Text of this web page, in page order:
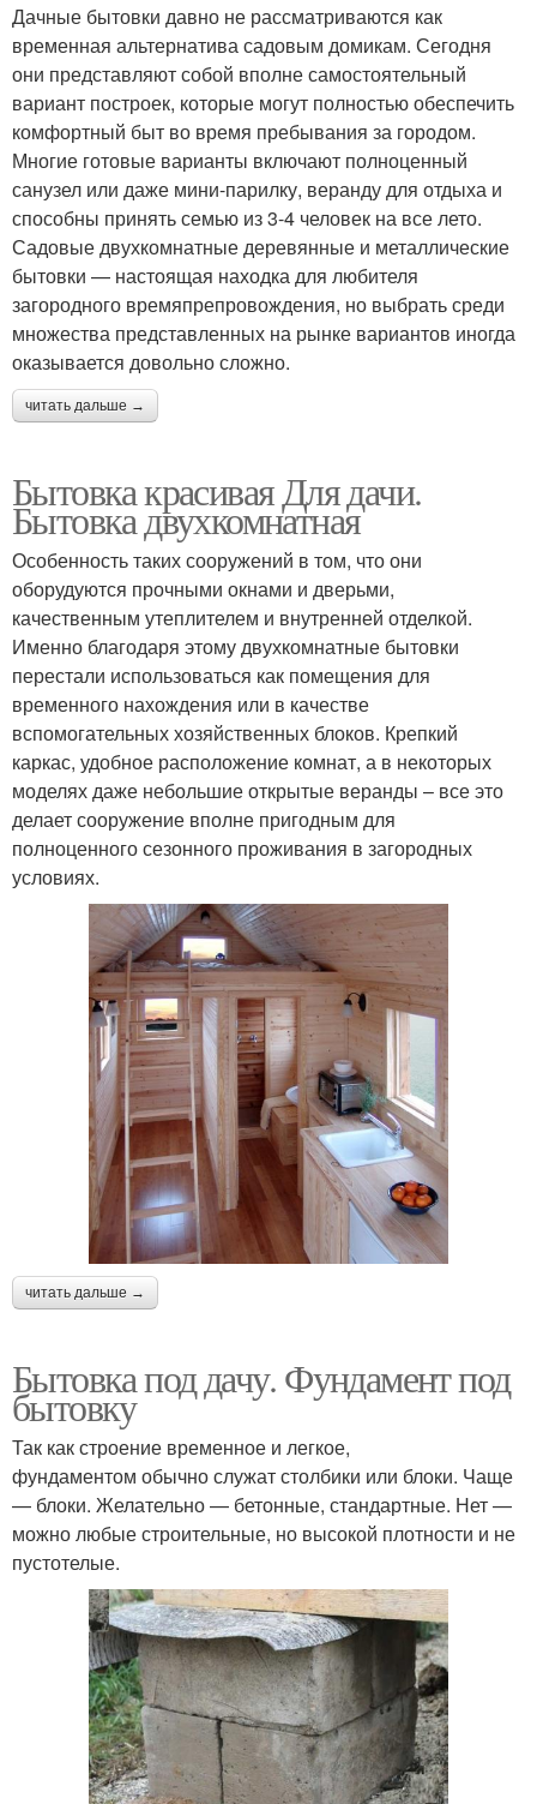
Дачные бытовки давно не рассматриваются как
временная альтернатива садовым домикам. Сегодня
они представляют собой вполне самостоятельный
вариант построек, которые могут полностью обеспечить
комфортный быт во время пребывания за городом.
Многие готовые варианты включают полноценный
санузел или даже мини-парилку, веранду для отдыха и
способны принять семью из 3-4 человек на все лето.
Садовые двухкомнатные деревянные и металлические
бытовки — настоящая находка для любителя
загородного времяпрепровождения, но выбрать среди
множества представленных на рынке вариантов иногда
оказывается довольно сложно.
читать дальше →
Бытовка красивая Для дачи.
Бытовка двухкомнатная
Особенность таких сооружений в том, что они
оборудуются прочными окнами и дверьми,
качественным утеплителем и внутренней отделкой.
Именно благодаря этому двухкомнатные бытовки
перестали использоваться как помещения для
временного нахождения или в качестве
вспомогательных хозяйственных блоков. Крепкий
каркас, удобное расположение комнат, а в некоторых
моделях даже небольшие открытые веранды – все это
делает сооружение вполне пригодным для
полноценного сезонного проживания в загородных
условиях.
читать дальше →
Бытовка под дачу. Фундамент под
бытовку
Так как строение временное и легкое,
фундаментом обычно служат столбики или блоки. Чаще
— блоки. Желательно — бетонные, стандартные. Нет —
можно любые строительные, но высокой плотности и не
пустотелые.